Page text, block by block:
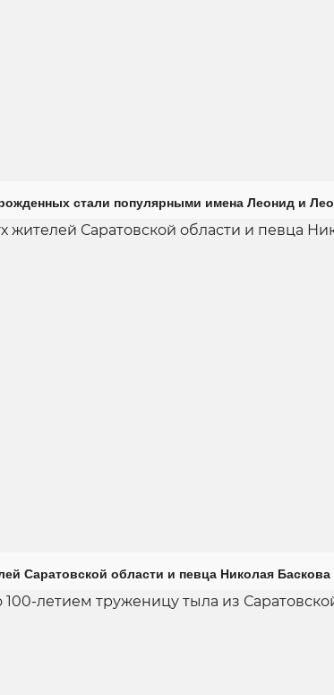
стали популярными имена Леонид и Лео
Саратовской области и певца Николая Баскова